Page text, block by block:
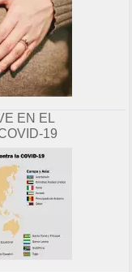
EN EL
19